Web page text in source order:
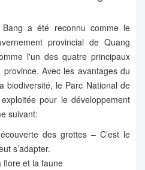
a été reconnu comme le
provincial de Quang
l'un des quatre principaux
Avec les avantages du
biodiversité, le Parc National de
pour le développement
suivant:
des grottes – C’est le
s’adapter.
flore et la faune